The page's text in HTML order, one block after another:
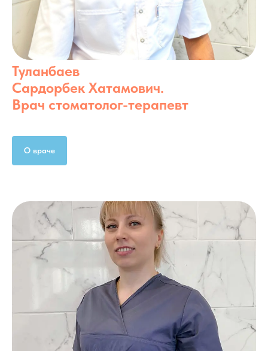
Туланбаев
Сардорбек Хатамович.
Врач стоматолог-терапевт
О враче